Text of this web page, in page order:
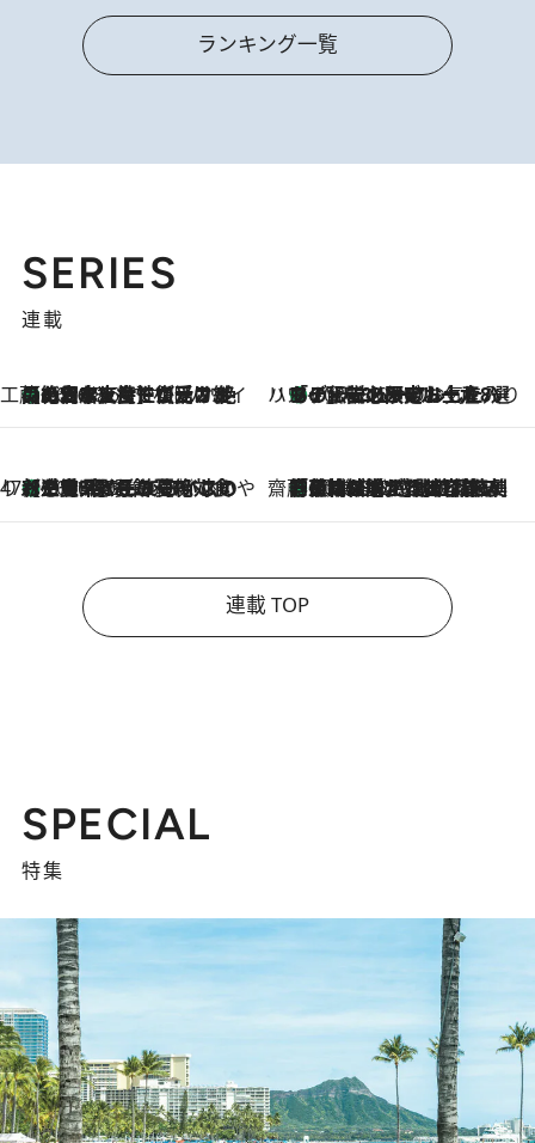
ランキング一覧
SERIES
連載
工藤まやのおもてなしハワイ
2026.8.6
【ハワイ土産】ローカルの絶大な支持で復活！ 絶品の幻クッキー《元ファンの日本人女性が受け継いだ名店》 ハワイ賢者 リサのお気に入りリスト2026.8.6
あの伝説の限定トートも！ リニューアルした「ディーン＆デルーカ ハワイ」で必須のお土産8選
47都道府県の手みやげ ひんやりスイーツで夏を満喫
2026.8.6
【三重県】この夏絶対食べたい 冷やしておいしいおやつ3選 お餅×アイスの新感覚スイーツ 齋藤 薫 美容脳ルネサンス
2026.8.6
「荷物が増えるほど旅ストレスは増す」美容ジャーナリストがたどり着いた最終結論。“化粧品を劇的に減らす”感動の凝縮美容とは
連載 TOP
SPECIAL
特集